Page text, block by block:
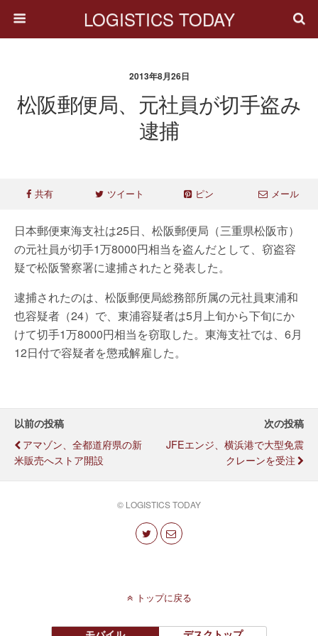
LOGISTICS TODAY
2013年8月26日
松阪郵便局、元社員が切手盗み
逮捕
共有 ツイート ピン メール
日本郵便東海支社は25日、松阪郵便局（三重県松阪市）
の元社員が切手1万8000円相当を盗んだとして、窃盗容
疑で松阪警察署に逮捕されたと発表した。
逮捕されたのは、松阪郵便局総務部所属の元社員東浦和
也容疑者（24）で、東浦容疑者は5月上旬から下旬にか
けて切手1万8000円相当を窃取した。東海支社では、6月
12日付で容疑者を懲戒解雇した。
以前の投稿
アマゾン、全都道府県の新
米販売へストア開設
次の投稿
JFEエンジ、横浜港で大型免震
クレーンを受注
© LOGISTICS TODAY
トップに戻る